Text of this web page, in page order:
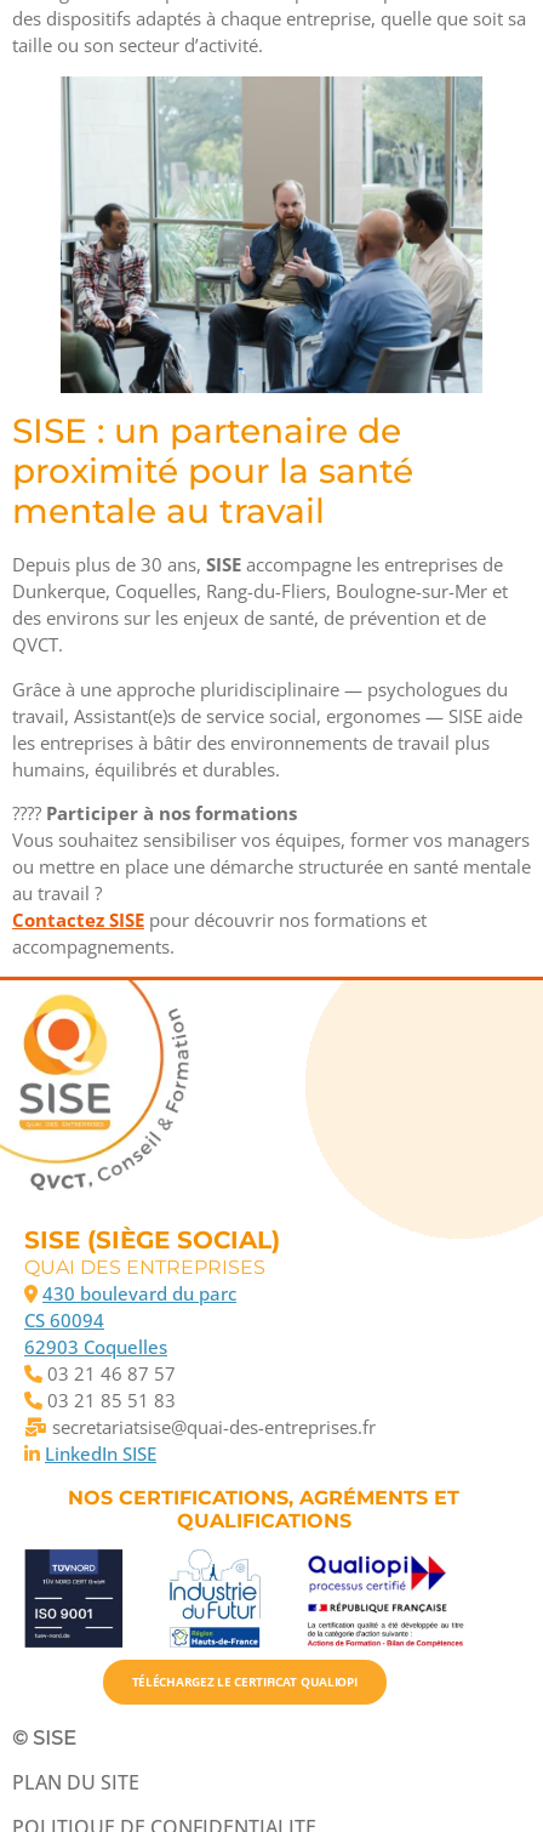
des dispositifs adaptés à chaque entreprise, quelle que soit sa
taille ou son secteur d’activité.
SISE : un partenaire de
proximité pour la santé
mentale au travail
Depuis plus de 30 ans, SISE accompagne les entreprises de
Dunkerque, Coquelles, Rang-du-Fliers, Boulogne-sur-Mer et
des environs sur les enjeux de santé, de prévention et de
QVCT.
Grâce à une approche pluridisciplinaire — psychologues du
travail, Assistant(e)s de service social, ergonomes — SISE aide
les entreprises à bâtir des environnements de travail plus
humains, équilibrés et durables.
???? Participer à nos formations
Vous souhaitez sensibiliser vos équipes, former vos managers
ou mettre en place une démarche structurée en santé mentale
au travail ?
Contactez SISE pour découvrir nos formations et
accompagnements.
SISE (SIÈGE SOCIAL)
QUAI DES ENTREPRISES
430 boulevard du parc
CS 60094
62903 Coquelles
03 21 46 87 57
03 21 85 51 83
secretariatsise@quai-des-entreprises.fr
LinkedIn SISE
NOS CERTIFICATIONS, AGRÉMENTS ET
QUALIFICATIONS
TÉLÉCHARGEZ LE CERTIFICAT QUALIOPI
© SISE
PLAN DU SITE